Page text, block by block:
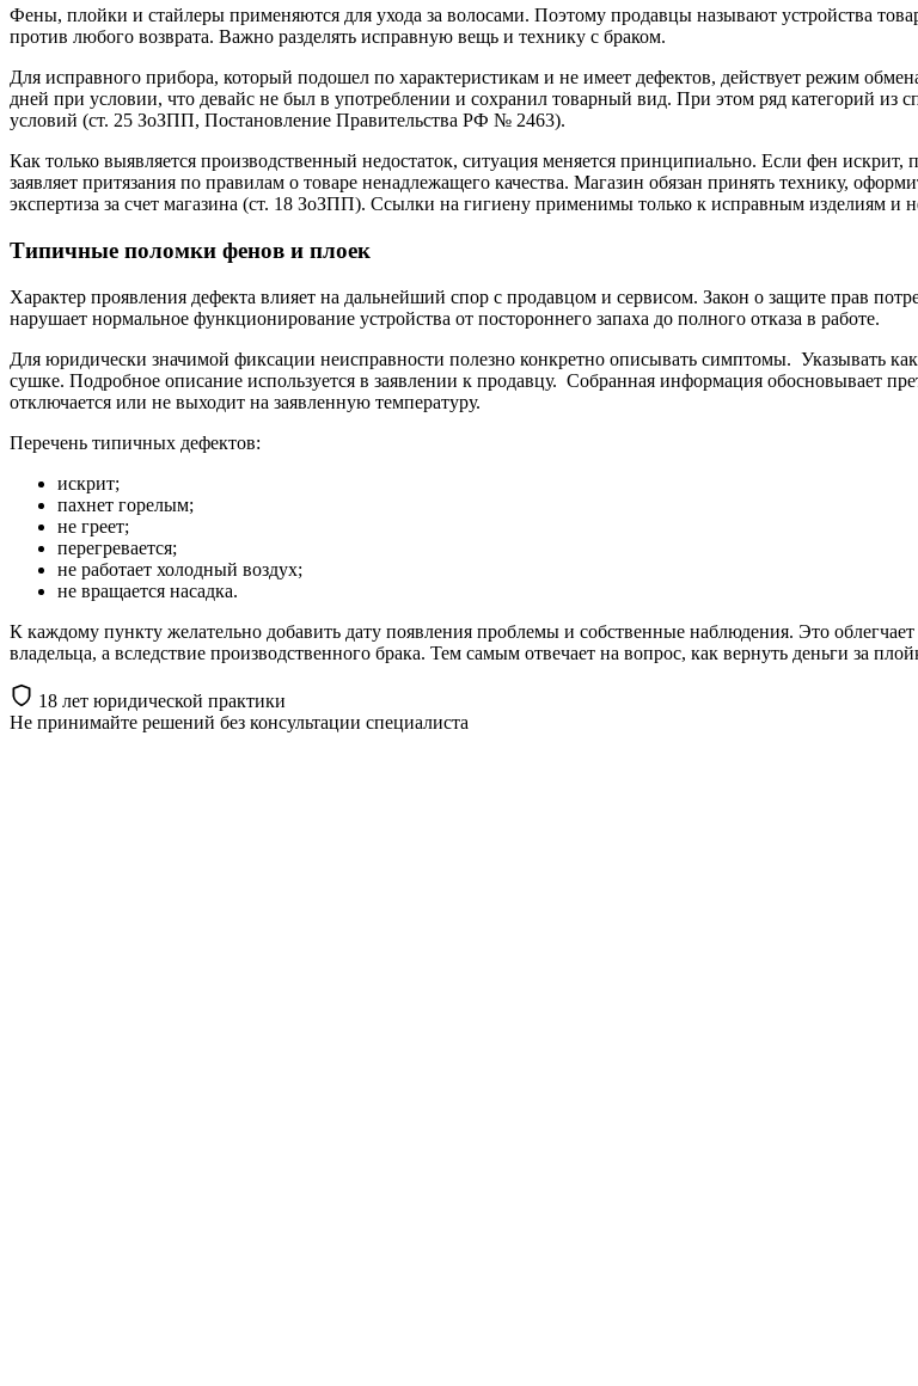
Фены, плойки и стайлеры применяются для ухода за волосами. Поэтому продавцы называют устройства
против любого возврата. Важно разделять исправную вещь и технику с браком.
Для исправного прибора, который подошел по характеристикам и не имеет дефектов, действует режим
дней при условии, что девайс не был в употреблении и сохранил товарный вид. При этом ряд категорий
условий (ст. 25 ЗоЗПП, Постановление Правительства РФ № 2463).
Как только выявляется производственный недостаток, ситуация меняется принципиально. Если фен искрит,
заявляет притязания по правилам о товаре ненадлежащего качества. Магазин обязан принять технику,
экспертиза за счет магазина (ст. 18 ЗоЗПП). Ссылки на гигиену применимы только к исправным изделиям и
Типичные поломки фенов и плоек
Характер проявления дефекта влияет на дальнейший спор с продавцом и сервисом. Закон о защите прав
нарушает нормальное функционирование устройства от постороннего запаха до полного отказа в работе.
Для юридически значимой фиксации неисправности полезно конкретно описывать симптомы. Указывать
сушке. Подробное описание используется в заявлении к продавцу. Собранная информация обосновывает
отключается или не выходит на заявленную температуру.
Перечень типичных дефектов:
искрит;
пахнет горелым;
не греет;
перегревается;
не работает холодный воздух;
не вращается насадка.
К каждому пункту желательно добавить дату появления проблемы и собственные наблюдения. Это
владельца, а вследствие производственного брака. Тем самым отвечает на вопрос, как вернуть деньги за
18 лет юридической практики
Не принимайте решений без консультации специалиста